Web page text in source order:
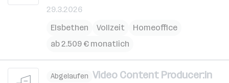
29.3.2026
Elsbethen
Vollzeit
Homeoffice
ab 2.509 € monatlich
Abgelaufen Video Content Producer:in